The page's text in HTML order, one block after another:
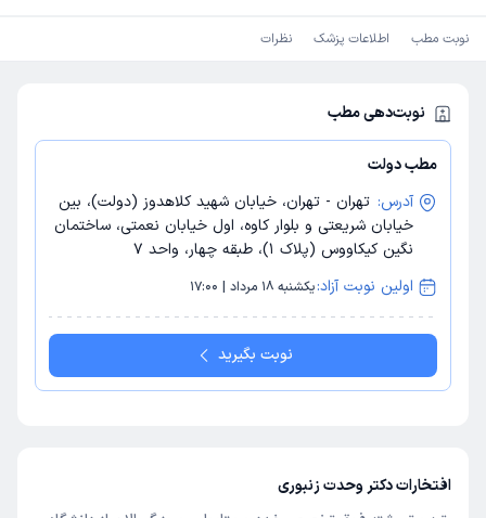
نوبت مطب اطلاعات پزشک نظرات
نوبت‌دهی مطب
مطب دولت
آدرس: تهران - تهران، خیابان شهید کلاهدوز (دولت)، بین
خیابان شریعتی و بلوار کاوه، اول خیابان نعمتی، ساختمان
نگین کیکاووس (پلاک 1)، طبقه چهار، واحد 7
اولین نوبت آزاد:یکشنبه 18 مرداد | 17:00
نوبت بگیرید
افتخارات دکتر وحدت زنبوری